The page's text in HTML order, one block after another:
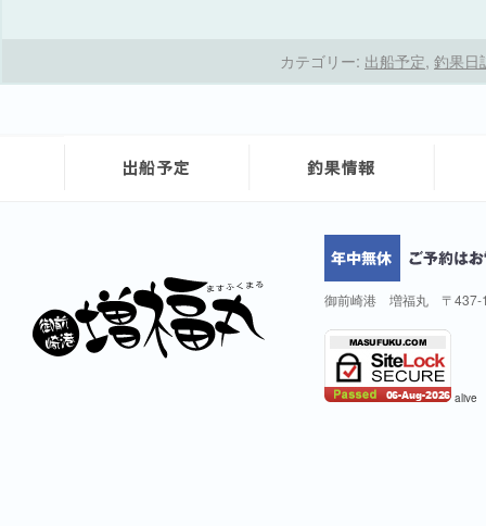
カテゴリー: 出船予定, 釣果日
御前崎港 増福丸 〒437-
alive